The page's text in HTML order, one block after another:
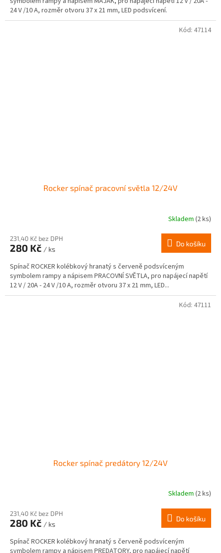
24 V /10 A, rozměr otvoru 37 x 21 mm, LED podsvícení.
Rocker spínač pracovní světla 12/24V
Skladem (2 ks)
231,40 Kč bez DPH
280 Kč / ks
Do košíku
Spínač ROCKER kolébkový hranatý s červeně podsvíceným
symbolem rampy a nápisem PRACOVNÍ SVĚTLA, pro napájecí napětí
12 V / 20A - 24 V /10 A, rozměr otvoru 37 x 21 mm, LED...
Kód: 47114
Rocker spínač predátory 12/24V
Skladem (2 ks)
231,40 Kč bez DPH
280 Kč / ks
Do košíku
Spínač ROCKER kolébkový hranatý s červeně podsvíceným
symbolem rampy a nápisem PREDATORY, pro napájecí napětí
Kód: 47111